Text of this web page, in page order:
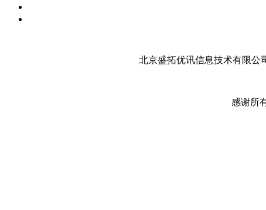
北京盛拓优讯信息技术有限公
感谢所